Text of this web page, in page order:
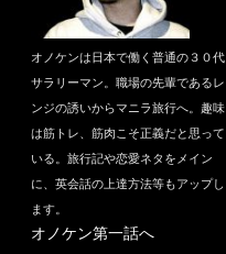
オノケンは日本で働く普通の３０代
サラリーマン。職場の先輩であるレ
ンジの誘いからマニラ旅行へ。趣味
は筋トレ、筋肉こそ正義だと思って
いる。旅行記や恋愛ネタをメイン
に、英会話の上達方法等もアップし
ます。
オノケン第一話へ